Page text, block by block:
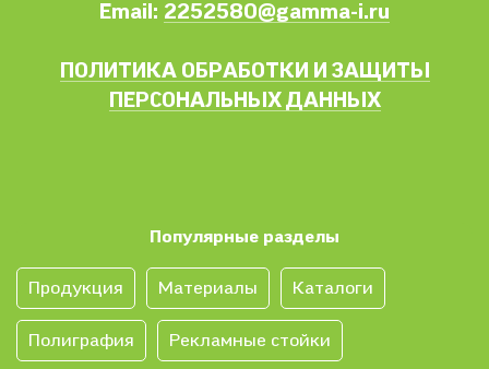
Email: 2252580@gamma-i.ru
ПОЛИТИКА ОБРАБОТКИ И ЗАЩИТЫ
ПЕРСОНАЛЬНЫХ ДАННЫХ
Популярные разделы
Продукция Материалы Каталоги
Полиграфия Рекламные стойки